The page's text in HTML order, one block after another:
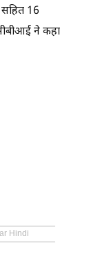
16
ने कहा
Hindi